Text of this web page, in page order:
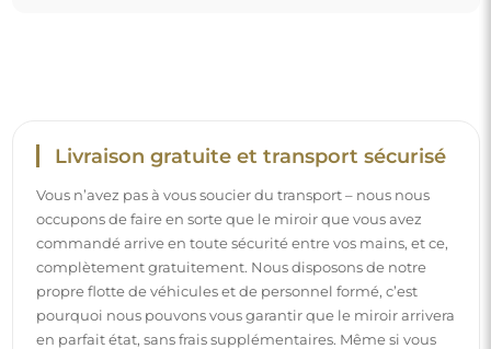
Montage facile
Nous nous chargeons de la fabrication et de la livraison